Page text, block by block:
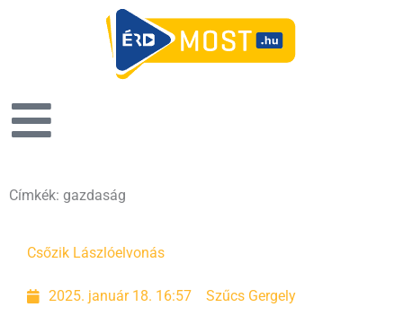
Címkék: gazdaság
Csőzik Lászlóelvonás
2025. január 18. 16:57 Szűcs Gergely